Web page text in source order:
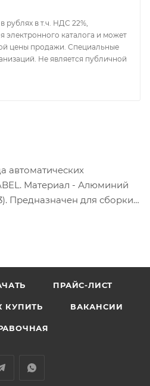
рублях в т.ч. НДС 22%,
электронного каталога и может
цены продажи. Специальные
Не является публичной
автоматических
Материал - Алюминий
Предназначен для сборки
ПРАЙС-ЛИСТ
КУПИТЬ ВАКАНСИИ